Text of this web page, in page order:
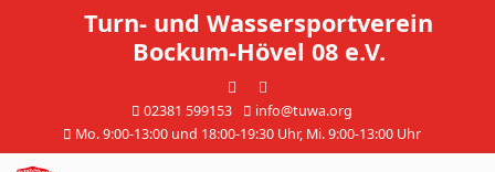
Turn- und Wassersportverein
Bockum-Hövel 08 e.V.
02381 599153
info@tuwa.org
Mo. 9:00-13:00 und 18:00-19:30 Uhr, Mi. 9:00-13:00 Uhr